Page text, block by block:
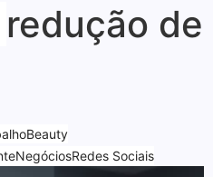
redução de
Beauty
NegóciosRedes Sociais